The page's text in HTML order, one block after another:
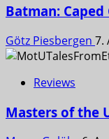
Batman:
Götz Piesbergen 7.
Reviews
Masters of the